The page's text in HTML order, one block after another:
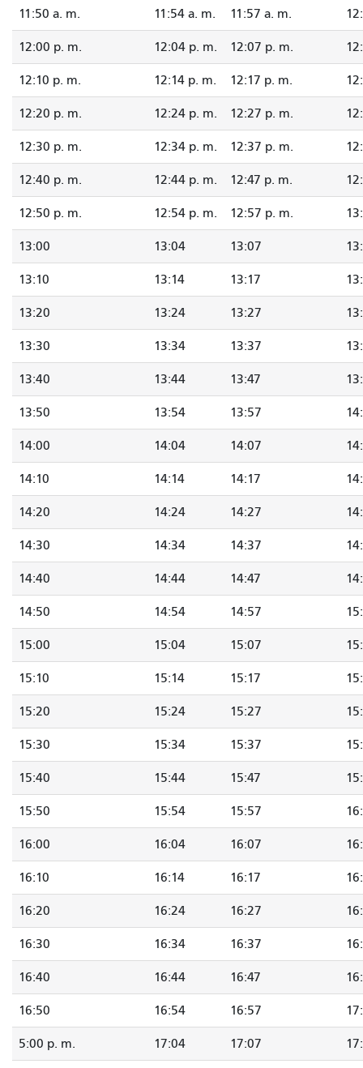
11:50 a. m. 11:54 a. m. 11:57 a. m.
12:00 p. m. 12:04 p. m. 12:07 p. m.
12:10 p. m. 12:14 p. m. 12:17 p. m.
12:20 p. m. 12:24 p. m. 12:27 p. m.
12:30 p. m. 12:34 p. m. 12:37 p. m.
12:40 p. m. 12:44 p. m. 12:47 p. m.
12:50 p. m. 12:54 p. m. 12:57 p. m.
13:00 13:04 13:07
13:10 13:14 13:17
13:20 13:24 13:27
13:30 13:34 13:37
13:40 13:44 13:47
13:50 13:54 13:57
14:00 14:04 14:07
14:10 14:14 14:17
14:20 14:24 14:27
14:30 14:34 14:37
14:40 14:44 14:47
14:50 14:54 14:57
15:00 15:04 15:07
15:10 15:14 15:17
15:20 15:24 15:27
15:30 15:34 15:37
15:40 15:44 15:47
15:50 15:54 15:57
16:00 16:04 16:07
16:10 16:14 16:17
16:20 16:24 16:27
16:30 16:34 16:37
16:40 16:44 16:47
16:50 16:54 16:57
5:00 p. m. 17:04 17:07